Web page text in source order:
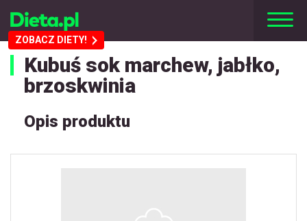
ZOBACZ DIETY!
Kubuś sok marchew, jabłko,
brzoskwinia
Opis produktu